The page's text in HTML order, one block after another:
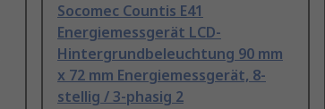
Socomec Countis E41
Energiemessgerät LCD-
Hintergrundbeleuchtung 90 mm
x 72 mm Energiemessgerät, 8-
stellig / 3-phasig 2